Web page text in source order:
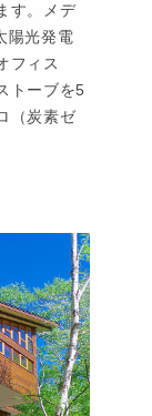
す。メデ
陽光発電
フィス
トーブを5
（炭素ゼ